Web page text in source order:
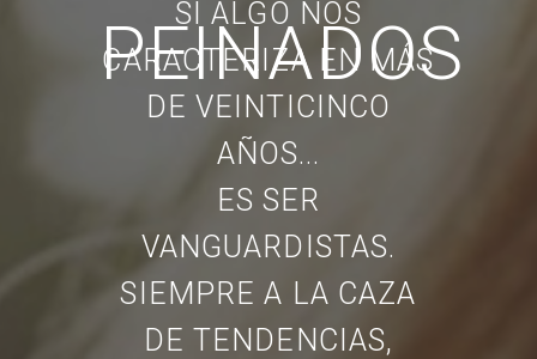
SI ALGO NOS
CARACTERIZA EN MÁS
DE VEINTICINCO
AÑOS...
ES SER
VANGUARDISTAS.
SIEMPRE A LA CAZA
DE TENDENCIAS,
PEINADOS